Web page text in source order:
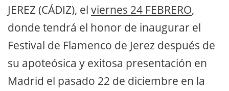
JEREZ (CÁDIZ), el viernes 24 FEBRERO,
donde tendrá el honor de inaugurar el
Festival de Flamenco de Jerez después de
su apoteósica y exitosa presentación en
Madrid el pasado 22 de diciembre en la